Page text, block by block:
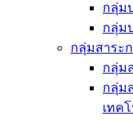
กลุ่ม
กลุ่ม
กลุ่มสาระ
กลุ่ม
กลุ่ม
เทค